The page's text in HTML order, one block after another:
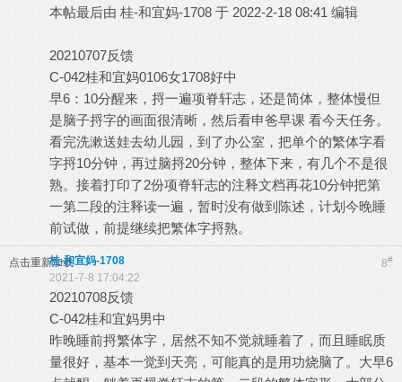
本帖最后由 桂-和宜妈-1708 于 2022-2-18 08:41 编辑
20210707反馈
C-042桂和宜妈0106女1708好中
早6：10分醒来，捋一遍项脊轩志，还是简体，整体慢但
是脑子捋字的画面很清晰，然后看申爸早课 看今天任务。
看完洗漱送娃去幼儿园，到了办公室，把单个的繁体字看
字捋10分钟，再过脑捋20分钟，整体下来，有几个不是很
熟。接着打印了2份项脊轩志的注释文档再花10分钟把第
一第二段的注释读一遍，暂时没有做到陈述，计划今晚睡
前试做，前提继续把繁体字捋熟。
点击重新加载 8#
桂-和宜妈-1708
2021-7-8 17:04:22
20210708反馈
C-042桂和宜妈男中
昨晚睡前捋繁体字，居然不知不觉就睡着了，而且睡眠质
量很好，基本一觉到天亮，可能真的是用功烧脑了。大早6